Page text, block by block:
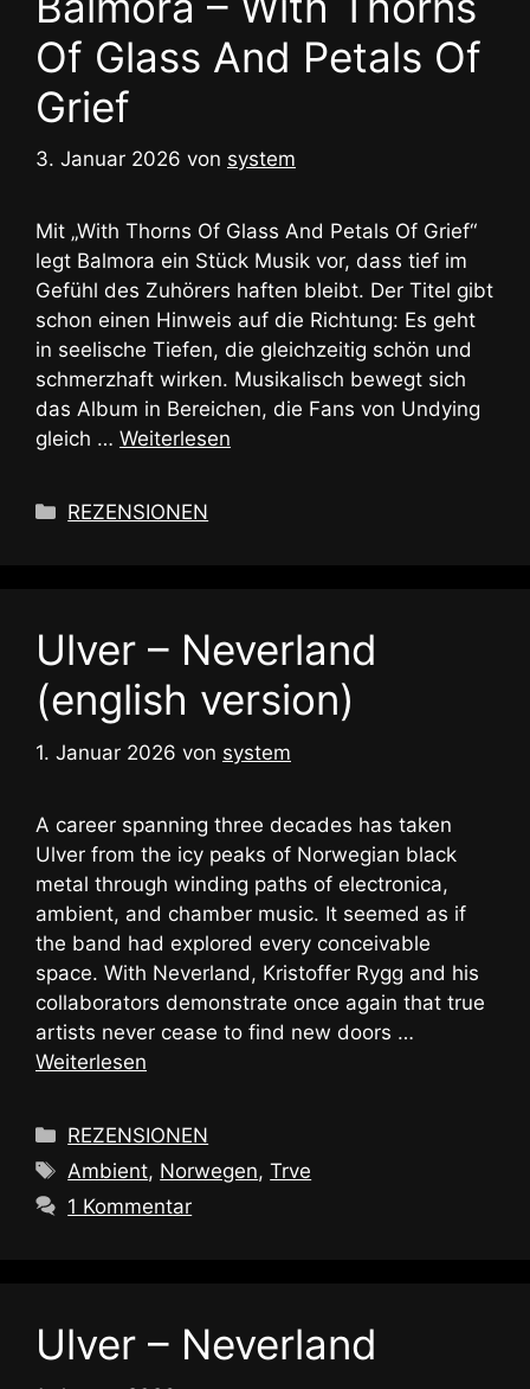
Of Glass And Petals Of
Grief
3. Januar 2026 von system
Mit „With Thorns Of Glass And Petals Of Grief“
legt Balmora ein Stück Musik vor, dass tief im
Gefühl des Zuhörers haften bleibt. Der Titel gibt
schon einen Hinweis auf die Richtung: Es geht
in seelische Tiefen, die gleichzeitig schön und
schmerzhaft wirken. Musikalisch bewegt sich
das Album in Bereichen, die Fans von Undying
gleich … Weiterlesen
Kategorien
REZENSIONEN
Ulver – Neverland
(english version)
1. Januar 2026 von system
A career spanning three decades has taken
Ulver from the icy peaks of Norwegian black
metal through winding paths of electronica,
ambient, and chamber music. It seemed as if
the band had explored every conceivable
space. With Neverland, Kristoffer Rygg and his
collaborators demonstrate once again that true
artists never cease to find new doors …
Weiterlesen
Kategorien
REZENSIONEN
Schlagwörter
Ambient, Norwegen,Trve
1 Kommentar
Ulver – Neverland